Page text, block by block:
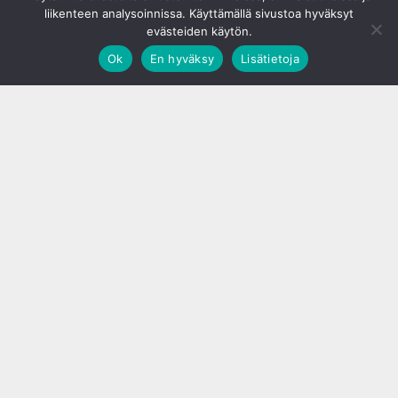
liikenteen analysoinnissa. Käyttämällä sivustoa hyväksyt
evästeiden käytön.
Ok
En hyväksy Lisätietoja